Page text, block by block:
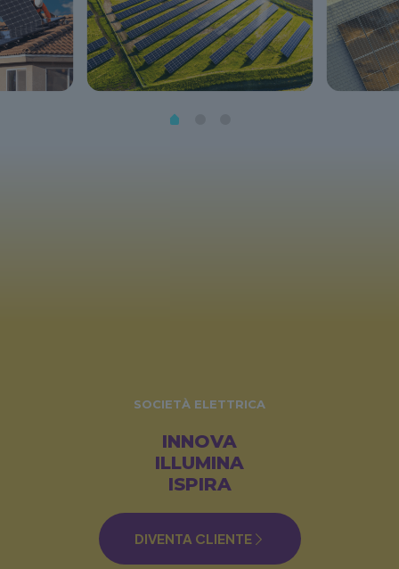
SOCIETÀ ELETTRICA
INNOVA
ILLUMINA
ISPIRA
DIVENTA CLIENTE